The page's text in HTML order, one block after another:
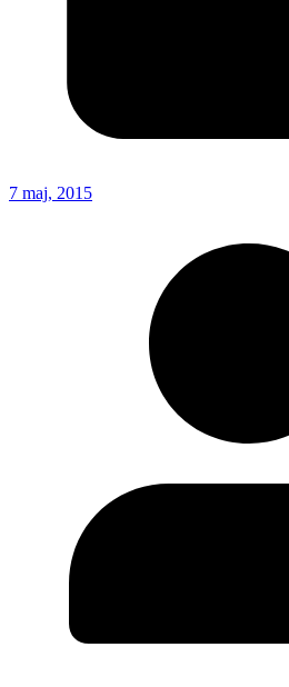
7 maj, 2015